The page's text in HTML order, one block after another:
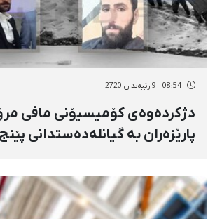
08:54 - 9 رێبەندان 2720
دژکردەوەی کۆمیسیۆنی مافی
پارێزەران بە گیانلەدەستدانی